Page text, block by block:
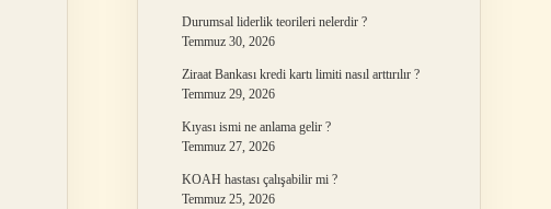
Durumsal liderlik teorileri nelerdir ?
Temmuz 30, 2026
Ziraat Bankası kredi kartı limiti nasıl arttırılır ?
Temmuz 29, 2026
Kıyası ismi ne anlama gelir ?
Temmuz 27, 2026
KOAH hastası çalışabilir mi ?
Temmuz 25, 2026